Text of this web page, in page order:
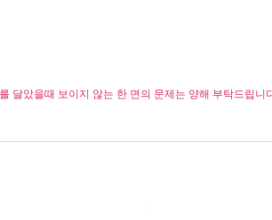
달았을때 보이지 않는 한 면의 문제는 양해 부탁드립니